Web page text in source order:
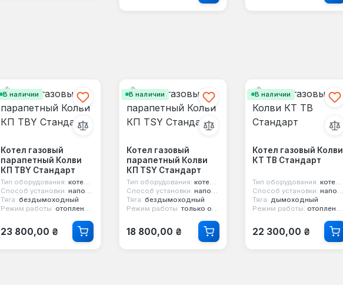
В наличии
Котел газовый
парапетный Колви
КП TBY Стандарт
Тип оборудования: котел парапетный
Способ установки: напольный
Тяга: бездымоходный
Режим работы: отопление и горячая вода
Обычная цена:
23 800,00 ₴
В наличии
Котел газовый
парапетный Колви
КП TSY Стандарт
Тип оборудования: котел парапетный
Способ установки: напольный
Тяга: бездымоходный
Режим работы: только отопление
Обычная цена:
18 800,00 ₴
В наличии
Котел газовый Колви
КТ TB Стандарт
Тип оборудования: котел газовый
Способ установки: напольный
Тяга: дымоходный
Режим работы: отопление и горячая вода
Обычная цена:
22 300,00 ₴